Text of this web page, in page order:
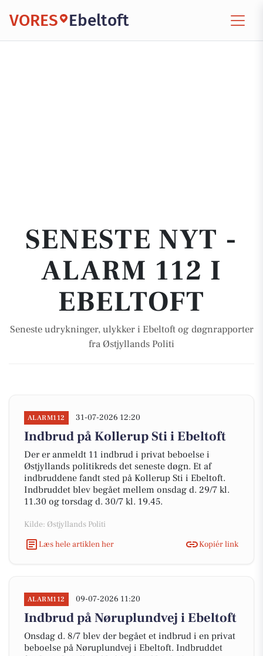
VORES Ebeltoft
SENESTE NYT -
ALARM 112 I
EBELTOFT
Seneste udrykninger, ulykker i Ebeltoft og døgnrapporter
fra Østjyllands Politi
ALARM112 31-07-2026 12:20
Indbrud på Kollerup Sti i Ebeltoft
Der er anmeldt 11 indbrud i privat beboelse i
Østjyllands politikreds det seneste døgn. Et af
indbruddene fandt sted på Kollerup Sti i Ebeltoft.
Indbruddet blev begået mellem onsdag d. 29/7 kl.
11.30 og torsdag d. 30/7 kl. 19.45.
Kilde: Østjyllands Politi
Læs hele artiklen her
Kopiér link
ALARM112 09-07-2026 11:20
Indbrud på Nøruplundvej i Ebeltoft
Onsdag d. 8/7 blev der begået et indbrud i en privat
beboelse på Nøruplundvej i Ebeltoft. Indbruddet